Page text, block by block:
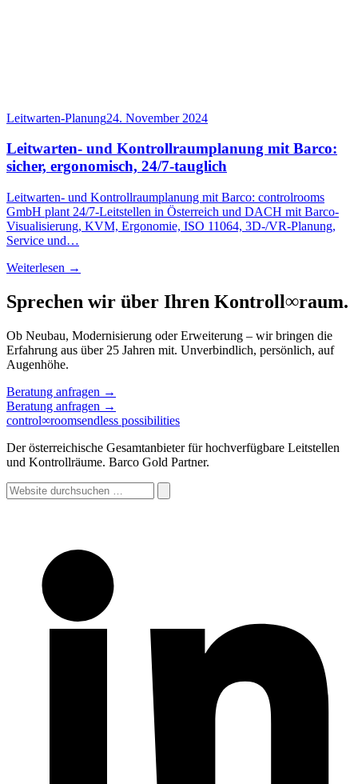
Leitwarten-Planung24. November 2024
Leitwarten- und Kontrollraumplanung mit Barco:
sicher, ergonomisch, 24/7-tauglich
Leitwarten- und Kontrollraumplanung mit Barco: controlrooms
GmbH plant 24/7-Leitstellen in Österreich und DACH mit Barco-
Visualisierung, KVM, Ergonomie, ISO 11064, 3D-/VR-Planung,
Service und…
Weiterlesen →
Sprechen wir über Ihren Kontroll∞raum.
Ob Neubau, Modernisierung oder Erweiterung – wir bringen die
Erfahrung aus über 25 Jahren mit. Unverbindlich, persönlich, auf
Augenhöhe.
Beratung anfragen →
Beratung anfragen →
control∞roomsendless possibilities
Der österreichische Gesamtanbieter für hochverfügbare Leitstellen
und Kontrollräume. Barco Gold Partner.
Website
durchsuchen